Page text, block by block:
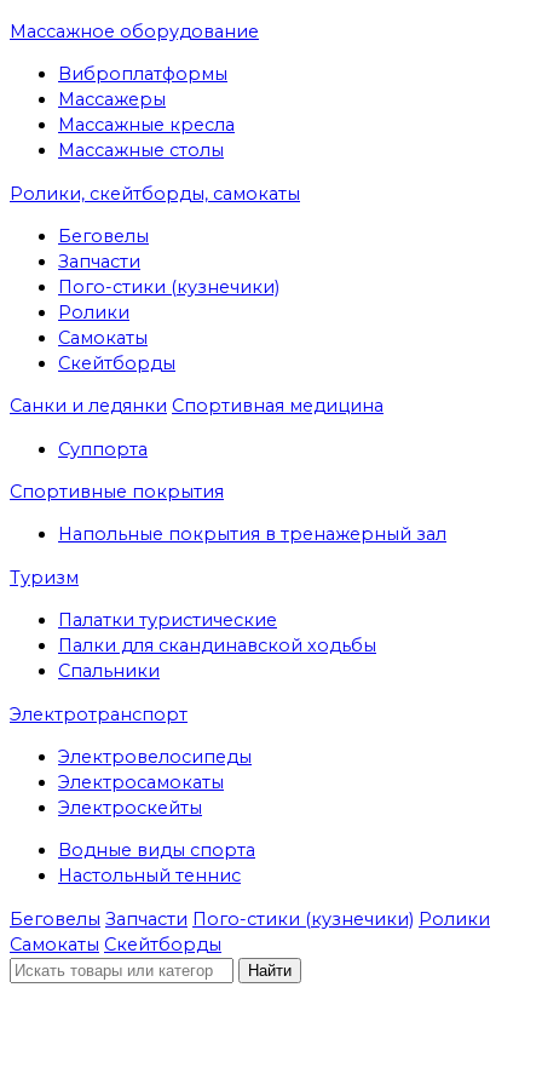
Массажное оборудование
Виброплатформы
Массажеры
Массажные кресла
Массажные столы
Ролики, скейтборды, самокаты
Беговелы
Запчасти
Пого-стики (кузнечики)
Ролики
Самокаты
Скейтборды
Санки и ледянки Спортивная медицина
Суппорта
Спортивные покрытия
Напольные покрытия в тренажерный зал
Туризм
Палатки туристические
Палки для скандинавской ходьбы
Спальники
Электротранспорт
Электровелосипеды
Электросамокаты
Электроскейты
Водные виды спорта
Настольный теннис
Беговелы Запчасти Пого-стики (кузнечики) Ролики
Самокаты Скейтборды
Найти